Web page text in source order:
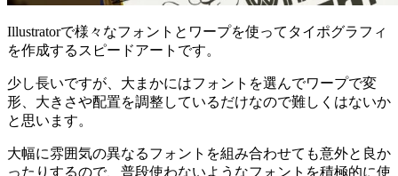
Illustratorで様々なフォントとワープを使ってタイポグラフィ
を作成するスピードアートです。
少し長いですが、大まかにはフォントを選んでワープで変
形、大きさや配置を調整しているだけなので難しくはないか
と思います。
大幅に雰囲気の異なるフォントを組み合わせても意外と良か
ったりするので、普段使わないようなフォントを積極的に使